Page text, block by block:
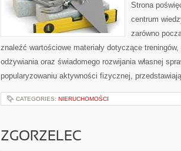
Strona
centrum
zarówno
znaleźć wartościowe materiały dotyczące
odżywiania oraz świadomego rozwijania własnej
popularyzowaniu aktywności fizycznej,
CATEGORIES: NIERUCHOMOŚCI
ZGORZELEC